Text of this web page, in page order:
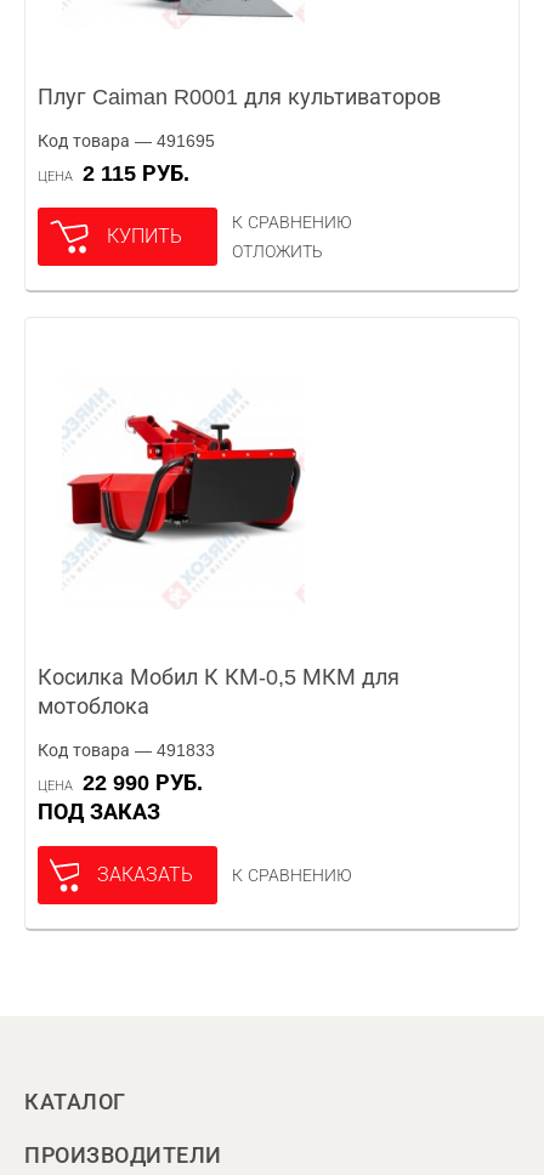
Плуг Caiman R0001 для культиваторов
Код товара — 491695
ЦЕНА 2 115 РУБ.
КУПИТЬ
К СРАВНЕНИЮ
ОТЛОЖИТЬ
Косилка Мобил К КМ-0,5 МКМ для
мотоблока
Код товара — 491833
ЦЕНА
22 990 РУБ.
ПОД ЗАКАЗ
ЗАКАЗАТЬ К СРАВНЕНИЮ
КАТАЛОГ
ПРОИЗВОДИТЕЛИ